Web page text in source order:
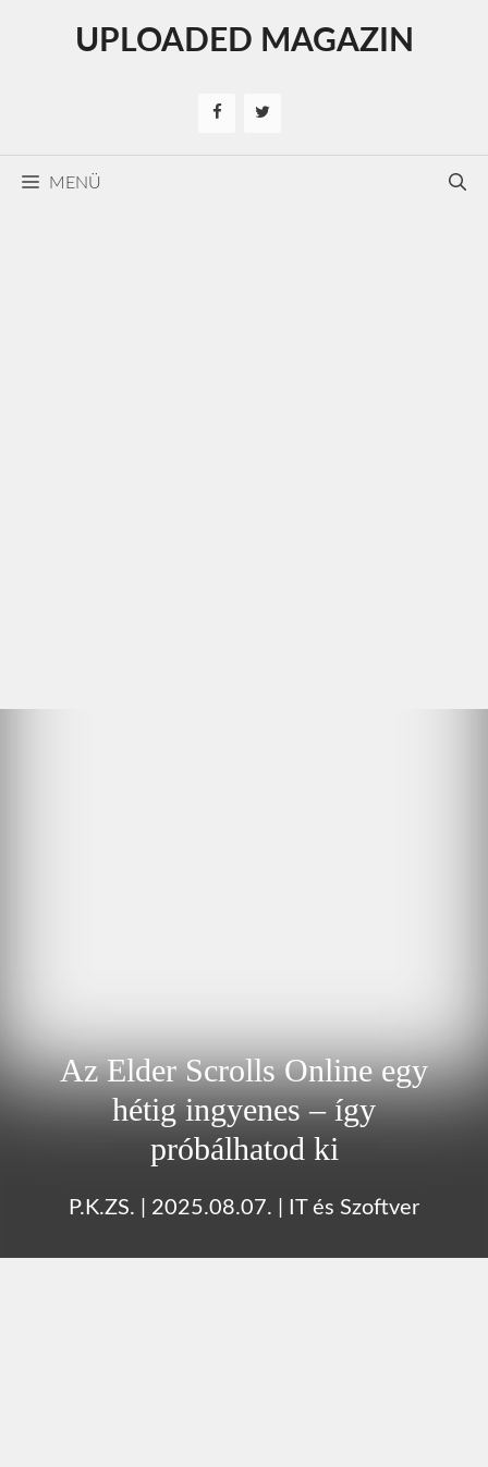
UPLOADED MAGAZIN
MENÜ
Az Elder Scrolls Online egy
hétig ingyenes – így
próbálhatod ki
P.K.ZS. 2025.08.07. IT és Szoftver